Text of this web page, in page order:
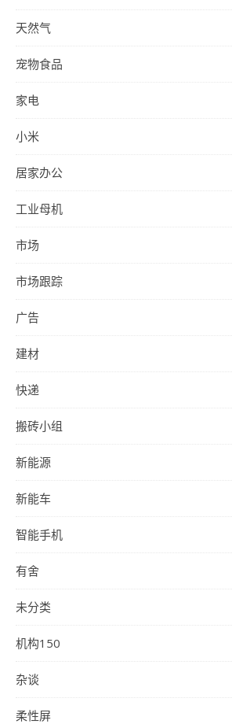
天然气
宠物食品
家电
小米
居家办公
工业母机
市场
市场跟踪
广告
建材
快递
搬砖小组
新能源
新能车
智能手机
有舍
未分类
机构150
杂谈
柔性屏